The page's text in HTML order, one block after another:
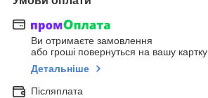
Ви отримаєте замовлення
або гроші повернуться на вашу картку
Детальніше
Післяплата